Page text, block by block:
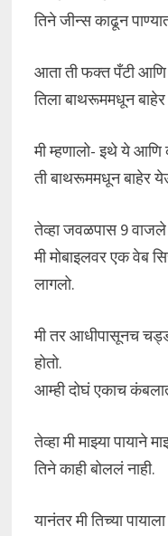
तिने जीन्स काढून
आता ती फक्त पँटी आणि
तिला बाथरूममधून बाहेर
मी म्हणालो- इथे ये
ती बाथरूममधून बाहेर
तेव्हा जवळपास 9 वाजले
मी मोबाइलवर एक वेब
लागलो.
मी तर आधीपासूनच
होतो.
आम्ही दोघं एकाच
तेव्हा मी माझ्या पायाने
तिने काही बोललं नाही.
यानंतर मी तिच्या